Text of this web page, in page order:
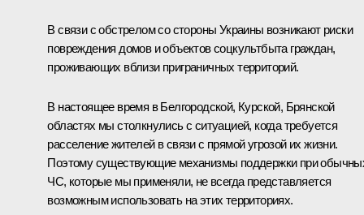
В связи с обстрелом со стороны Украины возникают риски
повреждения домов и объектов соцкультбыта граждан,
проживающих вблизи приграничных территорий.
В настоящее время в Белгородской, Курской, Брянской
областях мы столкнулись с ситуацией, когда требуется
расселение жителей в связи с прямой угрозой их жизни.
Поэтому существующие механизмы поддержки при
ЧС, которые мы применяли, не всегда представляется
возможным использовать на этих территориях.